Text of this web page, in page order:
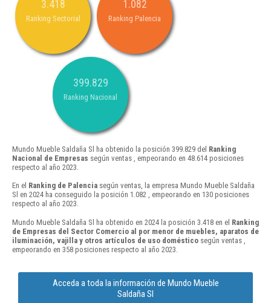
3.418
Ranking Sectorial
1.082
Ranking Palencia
399.829
Ranking Nacional
Mundo Mueble Saldaña Sl ha obtenido la posición 399.829 del Ranking
Nacional de Empresas según ventas , empeorando en 48.614 posiciones
respecto al año 2023.
En el Ranking de Palencia según ventas, la empresa Mundo Mueble Saldaña
Sl en 2024 ha conseguido la posición 1.082 , empeorando en 130 posiciones
respecto al año 2023.
Mundo Mueble Saldaña Sl ha obtenido en 2024 la posición 3.418 en el Ranking
de Empresas del Sector Comercio al por menor de muebles, aparatos de
iluminación, vajilla y otros artículos de uso doméstico según ventas ,
empeorando en 358 posiciones respecto al año 2023.
Acceda a toda la información de Mundo Mueble
Saldaña Sl